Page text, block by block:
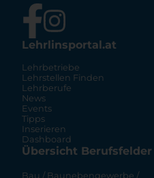
Lehrlinsportal.at
Lehrbetriebe
Lehrstellen Finden
Lehrberufe
News
Events
Tipps
Inserieren
Dashboard
Übersicht Berufsfelder
Bau / Baunebengewerbe /